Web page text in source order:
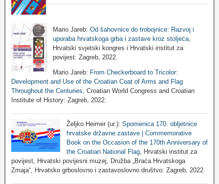
Mario Jareb: Od šahovnice do trobojnice: Razvoj i
uporaba hrvatskoga grba i zastave kroz stoljeća,
Hrvatski svjetski kongres i Hrvatski institut za
povijest: Zagreb, 2022.
Mario Jareb: From Checkerboard to Tricolor:
Development and Use of the Croatian Coat of Arms and Flag
Throughout the Centuries , Croatian World Congress and Croatian
Institute of History: Zagreb, 2022.
Željko Heimer (ur.): Spomenica 170. obljetnice
hrvatske državne zastave | Commemorative
Book on the Occasion of the 170th Anniversary of
the Croatian National Flag, Hrvatski institut za
povijest, Hrvatski povijesni muzej, Družba „Braća Hrvatskoga
Zmaja“, Hrvatsko grboslovno i zastavoslovno društvo: Zagreb, 2022.